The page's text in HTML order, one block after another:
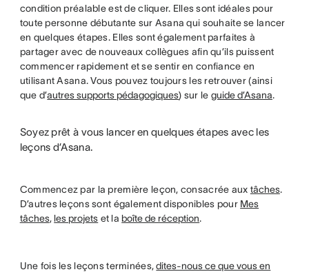
condition préalable est de cliquer. Elles sont idéales pour
toute personne débutante sur Asana qui souhaite se lancer
en quelques étapes. Elles sont également parfaites à
partager avec de nouveaux collègues afin qu’ils puissent
commencer rapidement et se sentir en confiance en
utilisant Asana. Vous pouvez toujours les retrouver (ainsi
que d’autres supports pédagogiques) sur le guide d’Asana.
Soyez prêt à vous lancer en quelques étapes avec les
leçons d’Asana.
Commencez par la première leçon, consacrée aux tâches.
D’autres leçons sont également disponibles pour Mes
tâches, les projets et la boîte de réception.
Une fois les leçons terminées,dites-nous ce que vous en